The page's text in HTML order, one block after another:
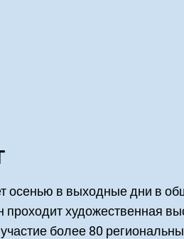
осенью в выходные дни в
художественная
более 80